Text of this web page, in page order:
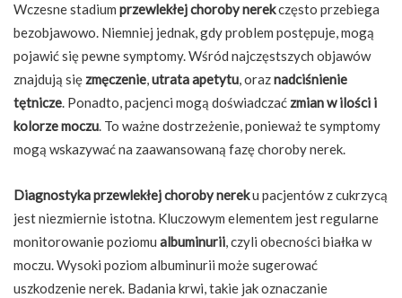
Wczesne stadium przewlekłej choroby nerekczęsto przebiega
bezobjawowo. Niemniej jednak, gdy problem postępuje, mogą
pojawić się pewne symptomy. Wśród najczęstszych objawów
znajdują się zmęczenie,utrata apetytu, oraznadciśnienie
tętnicze. Ponadto, pacjenci mogą doświadczać zmian w ilości i
kolorze moczu. To ważne dostrzeżenie, ponieważ te symptomy
mogą wskazywać na zaawansowaną fazę choroby nerek.
Diagnostyka przewlekłej choroby nereku pacjentów z cukrzycą
jest niezmiernie istotna. Kluczowym elementem jest regularne
monitorowanie poziomu albuminurii, czyli obecności białka w
moczu. Wysoki poziom albuminurii może sugerować
uszkodzenie nerek. Badania krwi, takie jak oznaczanie